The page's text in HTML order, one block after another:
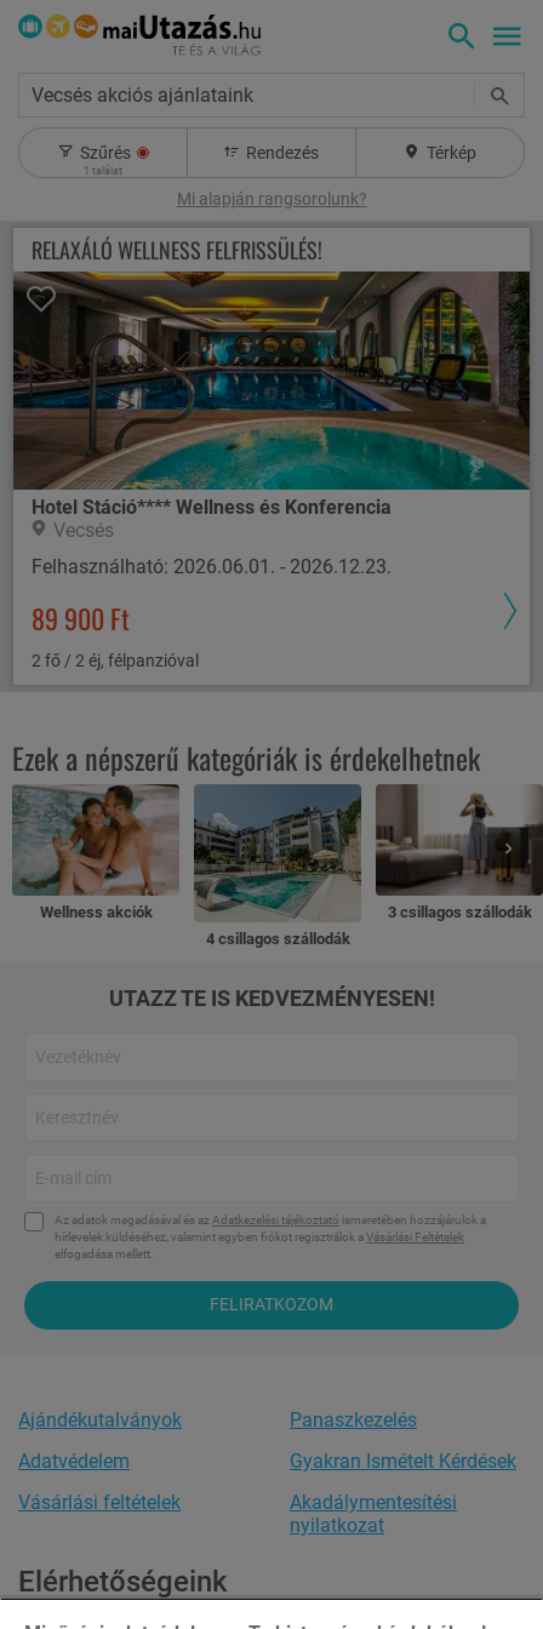
Vecsés akciós ajánlataink
Szűrés
1 találat
Rendezés Térkép
Mi alapján rangsorolunk?
RELAXÁLÓ WELLNESS FELFRISSÜLÉS!
Hotel Stáció**** Wellness és Konferencia
Vecsés
Felhasználható: 2026.06.01. - 2026.12.23.
89 900 Ft
2 fő / 2 éj, félpanzióval
Ezek a népszerű kategóriák is érdekelhetnek
Wellness akciók
4 csillagos szállodák
3 csillagos szállodák
UTAZZ TE IS KEDVEZMÉNYESEN!
Az adatok megadásával és az Adatkezelési tájékoztató ismeretében hozzájárulok a
hírlevelek küldéséhez, valamint egyben fiókot regisztrálok aVásárlási Feltételek
elfogadása mellett.
FELIRATKOZOM
Ajándékutalványok
Adatvédelem
Vásárlási feltételek
Panaszkezelés
Gyakran Ismételt Kérdések
Akadálymentesítési
nyilatkozat
Elérhetőségeink